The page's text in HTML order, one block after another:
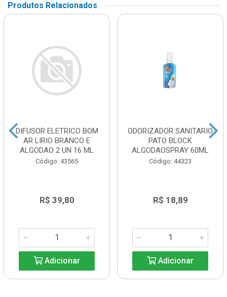
Produtos Relacionados
DIFUSOR ELETRICO BOM
AR LIRIO BRANCO E
ALGODAO 2 UN 16 ML
Código: 43565
R$ 39,80
Adicionar
ODORIZADOR SANITARIO
PATO BLOCK
ALGODAOSPRAY 60ML
Código: 44323
R$ 18,89
Adicionar